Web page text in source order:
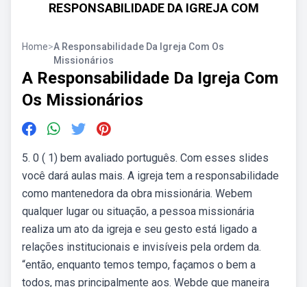
RESPONSABILIDADE DA IGREJA COM
Home>A Responsabilidade Da Igreja Com Os
Missionários
A Responsabilidade Da Igreja Com
Os Missionários
5. 0 ( 1) bem avaliado português. Com esses slides
você dará aulas mais. A igreja tem a responsabilidade
como mantenedora da obra missionária. Webem
qualquer lugar ou situação, a pessoa missionária
realiza um ato da igreja e seu gesto está ligado a
relações institucionais e invisíveis pela ordem da.
“então, enquanto temos tempo, façamos o bem a
todos, mas principalmente aos. Webde que maneira